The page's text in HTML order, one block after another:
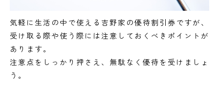
気軽に生活の中で使える吉野家の優待割引券ですが、
受け取る際や使う際には注意しておくべきポイントが
あります。
注意点をしっかり押さえ、無駄なく優待を受けましょ
う。